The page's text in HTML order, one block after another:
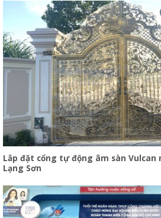
Lắp đặt cổng tự động âm sàn Vulcan
Lạng Sơn